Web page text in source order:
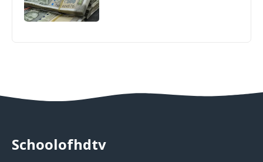
Schoolofhdtv